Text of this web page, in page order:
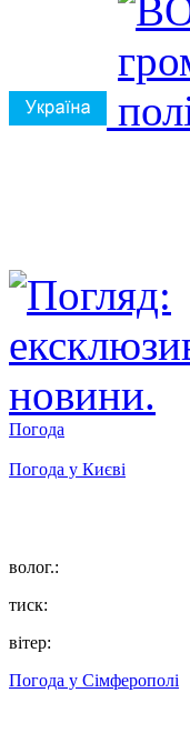
Погода
Погода у Києві
волог.:
тиск:
вітер:
Погода у Сімферополі